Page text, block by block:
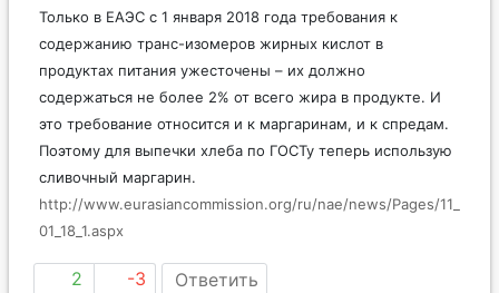
блок “Практическое применение”!
Только в ЕАЭС с 1 января 2018 года требования к
содержанию транс-изомеров жирных кислот в
продуктах питания ужесточены – их должно
содержаться не более 2% от всего жира в продукте. И
это требование относится и к маргаринам, и к спредам.
Поэтому для выпечки хлеба по ГОСТу теперь использую
сливочный маргарин.
http://www.eurasiancommission.org/ru/nae/news/Pages/11_